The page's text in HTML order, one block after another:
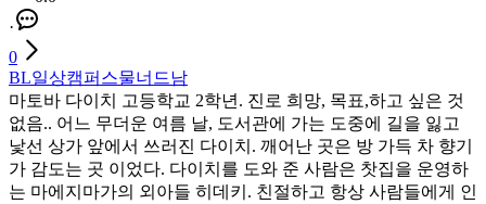
·
0
BL일상캠퍼스물너드남
마토바 다이치 고등학교 2학년. 진로 희망, 목표,하고 싶은 것
없음.. 어느 무더운 여름 날, 도서관에 가는 도중에 길을 잃고
낯선 상가 앞에서 쓰러진 다이치. 깨어난 곳은 방 가득 차 향기
가 감도는 곳 이었다. 다이치를 도와 준 사람은 찻집을 운영하
는 마에지마가의 외아들 히데키. 친절하고 항상 사람들에게 인